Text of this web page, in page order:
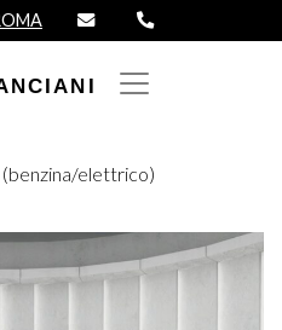
elettrico)